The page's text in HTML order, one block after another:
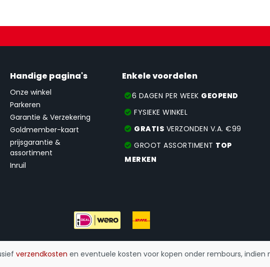
Handige pagina's
Onze winkel
Parkeren
Garantie & Verzekering
Goldmember-kaart
prijsgarantie &
assortiment
Inruil
Enkele voordelen
6 DAGEN PER WEEK GEOPEND
FYSIEKE WINKEL
GRATIS VERZONDEN V.A. €99
GROOT ASSORTIMENT TOP
MERKEN
verzendkosten en eventuele kosten voor kopen onder rembours, indien